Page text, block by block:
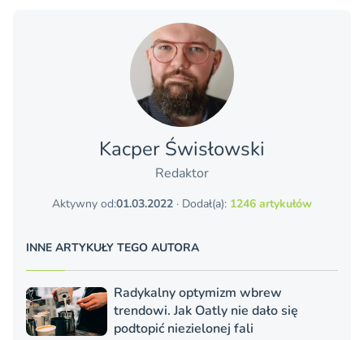
Kacper Świsło­wski
Redaktor
Aktywny od:01.03.2022 · Dodał(a): 1246 artykułów
INNE ARTYKUŁY TEGO AUTORA
Radykalny optymizm wbrew
trendowi. Jak Oatly nie dało się
podtopić niezielonej fali